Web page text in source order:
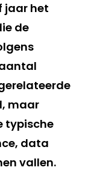
jaar het
de
maar
typische
data
vallen.